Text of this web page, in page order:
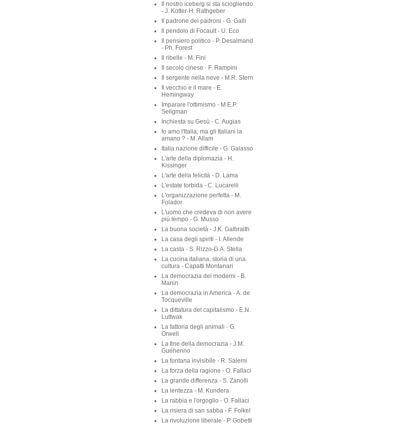
Il nostro iceberg si sta sciogliendo
- J. Kotter-H. Rathgeber
Il padrone dei padroni - G. Galli
Il pendolo di Focault - U. Eco
Il pensiero politico - P. Desalmand
- Ph. Forest
Il ribelle - M. Fini
Il secolo cinese - F. Rampini
Il sergente nella neve - M.R. Stern
Il vecchio e il mare - E.
Hemingway
Imparare l'ottimismo - M.E.P.
Seligman
Inchiesta su Gesù - C. Augias
Io amo l'Italia, ma gli Italiani la
amano ? - M. Allam
Italia nazione difficile - G. Galasso
L'arte della diplomazia - H.
Kissinger
L'arte della felicità - D. Lama
L'estate torbida - C. Lucarelli
L'organizzazione perfetta - M.
Folador
L'uomo che credeva di non avere
più tempo - G. Musso
La buona società - J.K. Galbraith
La casa degli spiriti - I. Allende
La casta - S. Rizzo-G.A. Stella
La cucina italiana, storia di una
cultura - Capatti Montanari
La democrazia dei moderni - B.
Manin
La democrazia in America - A. de
Tocqueville
La dittatura del capitalismo - E.N.
Luttwak
La fattoria degli animali - G.
Orwell
La fine della democrazia - J.M.
Guéhenno
La fontana invisibile - R. Salemi
La forza della ragione - O. Fallaci
La grande differenza - S. Zanolli
La lentezza - M. Kundera
La rabbia e l'orgoglio - O. Fallaci
La risiera di san sabba - F. Folkel
La rivoluzione liberale - P. Gobetti